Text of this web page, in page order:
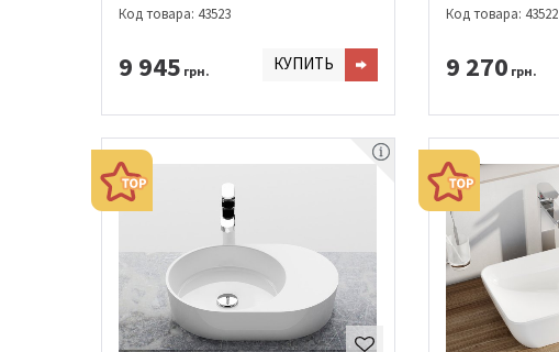
Код товара: 43523
9 945 грн. КУПИТЬ
Код товара: 43522
9 270 грн.